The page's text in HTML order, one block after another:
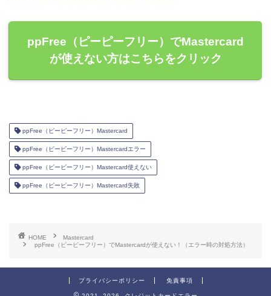
ppFree（ピーピーフリー）でMastercard
が使えない方はこちらをクリック
ppFree（ピーピーフリー）Mastercard
ppFree（ピーピーフリー）Mastercardエラー
ppFree（ピーピーフリー）Mastercard使えない
ppFree（ピーピーフリー）Mastercard失敗
HOME
Mastercard
ppFree（ピーピーフリー）でMastercardが使えない！（エラー時の対処方法）
プライバシーポリシー 免責事項